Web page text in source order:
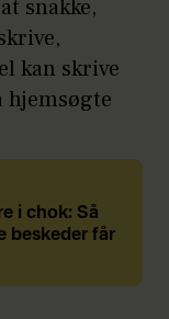
snakke,
kan skrive
hjemsøgte
i chok: Så
beskeder får